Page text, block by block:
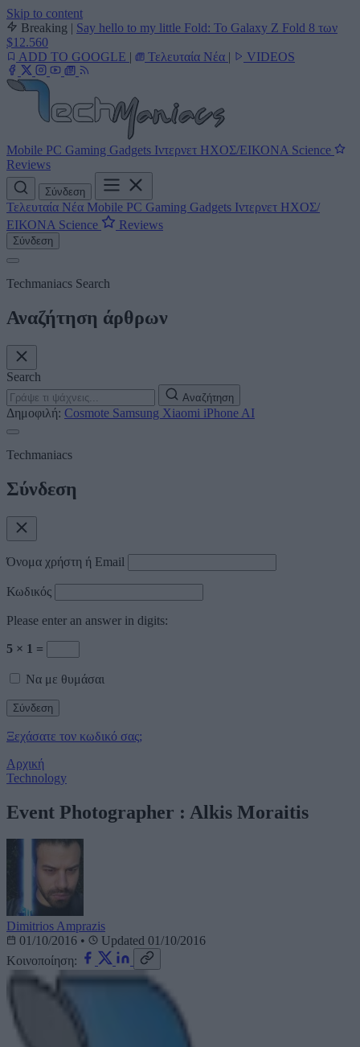
Skip to content
Breaking | Say hello to my little Fold: Το Galaxy Z Fold 8 των
$12.560
ADD TO GOOGLE | Τελευταία Νέα | VIDEOS
Mobile PC Gaming Gadgets Ιντερνετ ΗΧΟΣ/ΕΙΚΟΝΑ Science
Reviews
Σύνδεση
Τελευταία Νέα Mobile PC Gaming Gadgets Ιντερνετ ΗΧΟΣ/
ΕΙΚΟΝΑ Science Reviews
Σύνδεση
Techmaniacs Search
Αναζήτηση άρθρων
Search
Αναζήτηση
Δημοφιλή: Cosmote Samsung Xiaomi iPhone AI
Techmaniacs
Σύνδεση
Όνομα χρήστη ή Email
Κωδικός
Please enter an answer in digits:
5 × 1 =
Να με θυμάσαι
Ξεχάσατε τον κωδικό σας;
Αρχική
Technology
Event Photographer : Alkis Moraitis
Dimitrios Amprazis
01/10/2016 •
Updated 01/10/2016
Κοινοποίηση: